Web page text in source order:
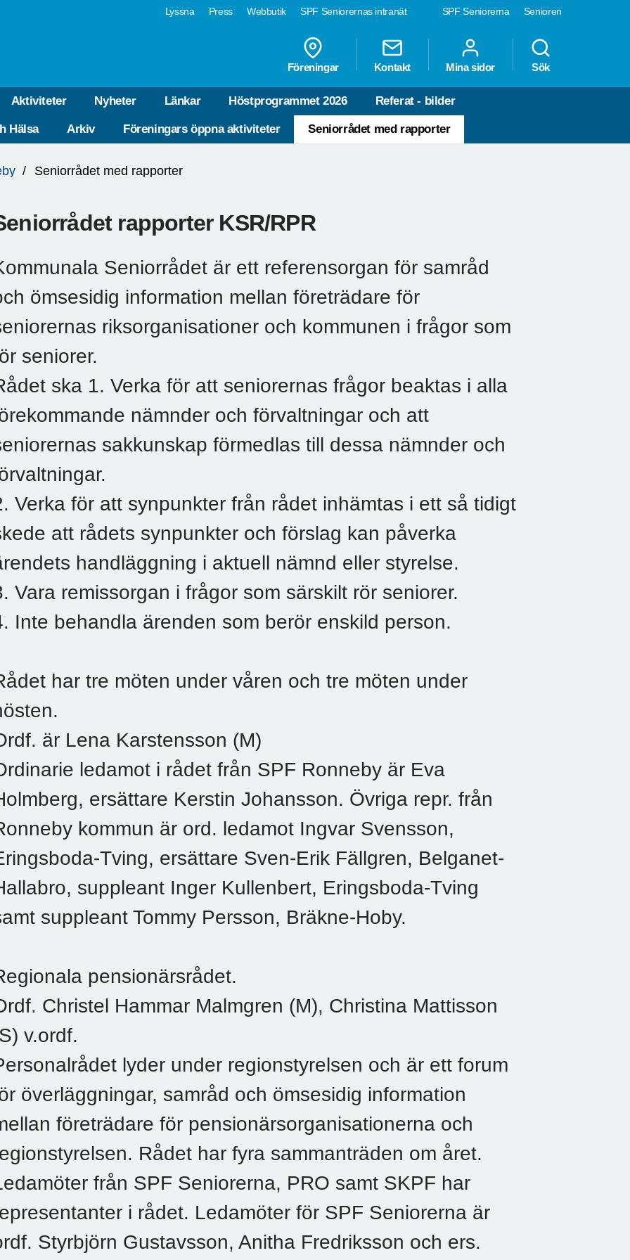
SPF Seniorerna Senioren
Lyssna Press Webbutik SPF Seniorernas intranät
Föreningar Kontakt Mina sidor Sök
Aktiviteter Nyheter Länkar Höstprogrammet 2026 Referat - bilder
Hälsa Arkiv Föreningars öppna aktiviteter Seniorrådet med rapporter
Seniorrådet med rapporter
rapporter KSR/RPR
Seniorrådet är ett referensorgan för samråd
ömsesidig information mellan företrädare för
riksorganisationer och kommunen i frågor som
seniorer.
ska 1. Verka för att seniorernas frågor beaktas i alla
nämnder och förvaltningar och att
sakkunskap förmedlas till dessa nämnder och
Verka för att synpunkter från rådet inhämtas i ett så tidigt
att rådets synpunkter och förslag kan påverka
handläggning i aktuell nämnd eller styrelse.
Vara remissorgan i frågor som särskilt rör seniorer.
Inte behandla ärenden som berör enskild person.
har tre möten under våren och tre möten under
är Lena Karstensson (M)
ledamot i rådet från SPF Ronneby är Eva
ersättare Kerstin Johansson. Övriga repr. från
kommun är ord. ledamot Ingvar Svensson,
Tving, ersättare Sven-Erik Fällgren, Belganet-
suppleant Inger Kullenbert, Eringsboda-Tving
suppleant Tommy Persson, Bräkne-Hoby.
pensionärsrådet.
Christel Hammar Malmgren (M), Christina Mattisson
v.ordf.
lyder under regionstyrelsen och är ett forum
överläggningar, samråd och ömsesidig information
företrädare för pensionärsorganisationerna och
Rådet har fyra sammanträden om året.
från SPF Seniorerna, PRO samt SKPF har
i rådet. Ledamöter för SPF Seniorerna är
Styrbjörn Gustavsson, Anitha Fredriksson och ers.